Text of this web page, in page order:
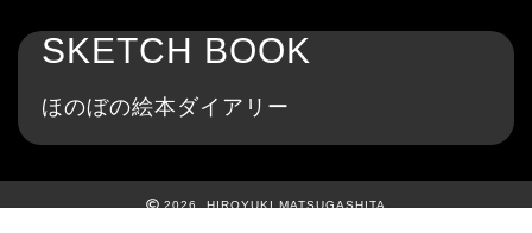
SKETCH BOOK
ほのぼの絵本ダイアリー
2026 HIROYUKI MATSUGASHITA